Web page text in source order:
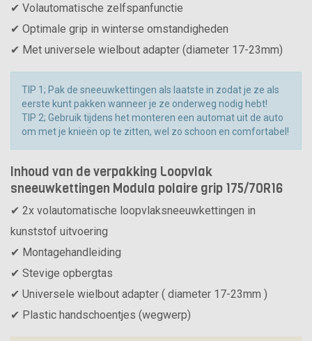
✔ Volautomatische zelfspanfunctie
✔ Optimale grip in winterse omstandigheden
✔ Met universele wielbout adapter (diameter 17-23mm)
TIP 1; Pak de sneeuwkettingen als laatste in zodat je ze als
eerste kunt pakken wanneer je ze onderweg nodig hebt!
TIP 2; Gebruik tijdens het monteren een automat uit de auto
om met je knieën op te zitten, wel zo schoon en comfortabel!
Inhoud van de verpakking Loopvlak
sneeuwkettingen Modula polaire grip 175/70R16
✔ 2x volautomatische loopvlaksneeuwkettingen in
kunststof uitvoering
✔ Montagehandleiding
✔ Stevige opbergtas
✔ Universele wielbout adapter ( diameter 17-23mm )
✔ Plastic handschoentjes (wegwerp)